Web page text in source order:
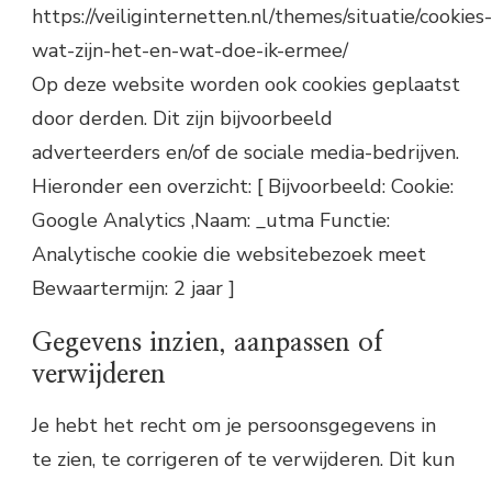
https://veiliginternetten.nl/themes/situatie/cookies-
wat-zijn-het-en-wat-doe-ik-ermee/
Op deze website worden ook cookies geplaatst
door derden. Dit zijn bijvoorbeeld
adverteerders en/of de sociale media-bedrijven.
Hieronder een overzicht: [ Bijvoorbeeld: Cookie:
Google Analytics ,Naam: _utma Functie:
Analytische cookie die websitebezoek meet
Bewaartermijn: 2 jaar ]
Gegevens inzien, aanpassen of
verwijderen
Je hebt het recht om je persoonsgegevens in
te zien, te corrigeren of te verwijderen. Dit kun